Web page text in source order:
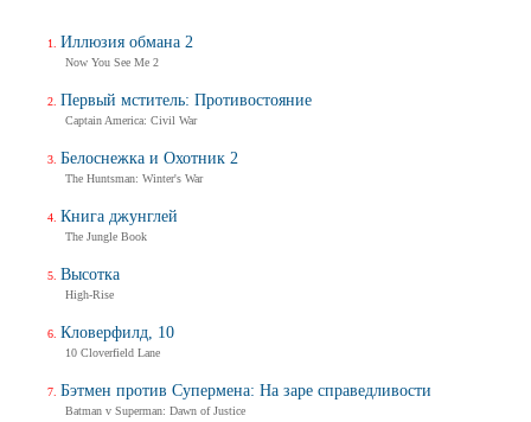
Иллюзия обмана 2
Now You See Me 2
Первый мститель: Противостояние
Captain America: Civil War
Белоснежка и Охотник 2
The Huntsman: Winter's War
Книга джунглей
The Jungle Book
Высотка
High-Rise
Кловерфилд, 10
10 Cloverfield Lane
Бэтмен против Супермена: На заре справедливости
Batman v Superman: Dawn of Justice